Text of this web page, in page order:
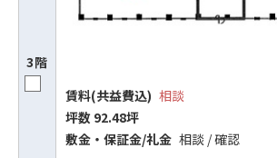
3階
賃料(共益費込) 相談
坪数 92.48坪
敷⾦‧保証⾦/礼⾦ 相談 / 確認
スムーズにご案内できます
平日 9:00〜18:00
電話でお問い合わせ